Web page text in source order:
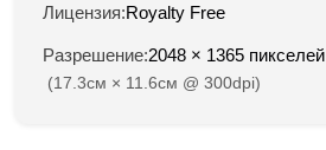
Лицензия:Royalty Free
Разрешение:2048 × 1365 пикселей
(17.3см × 11.6см @ 300dpi)